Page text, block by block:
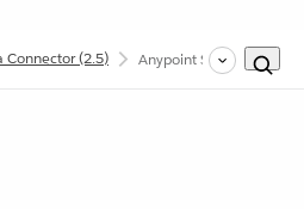
Connector(2.5) Anypoint Studio を使用